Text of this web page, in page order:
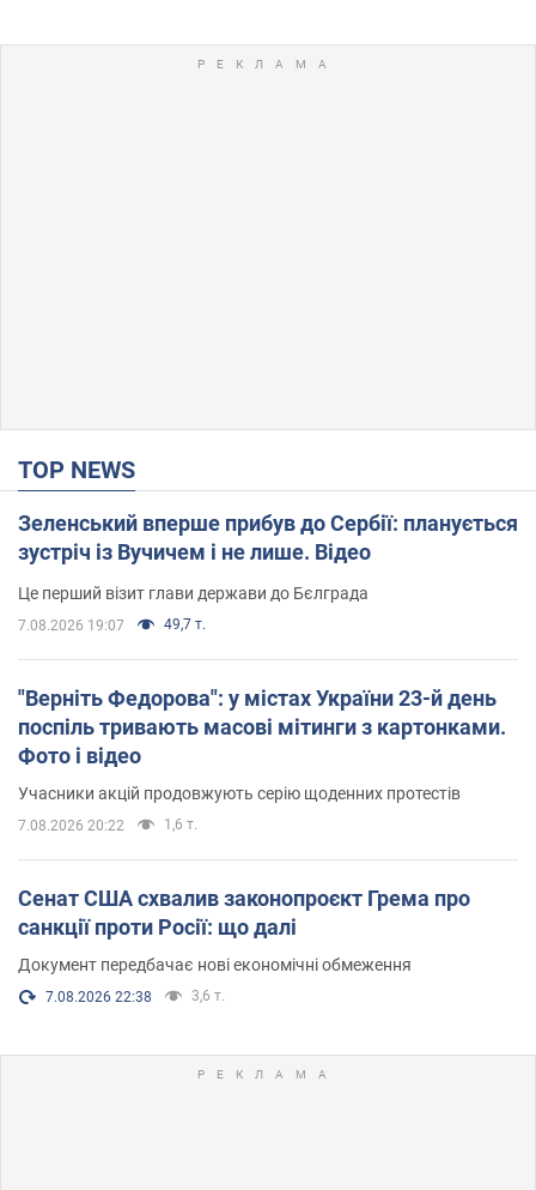
TOP NEWS
Зеленський вперше прибув до Сербії: планується
зустріч із Вучичем і не лише. Відео
Це перший візит глави держави до Бєлграда
7.08.2026 19:07 49,7 т.
"Верніть Федорова": у містах України 23-й день
поспіль тривають масові мітинги з картонками.
Фото і відео
Учасники акцій продовжують серію щоденних протестів
7.08.2026 20:22 1,6 т.
Сенат США схвалив законопроєкт Грема про
санкції проти Росії: що далі
Документ передбачає нові економічні обмеження
7.08.2026 22:38 3,6 т.